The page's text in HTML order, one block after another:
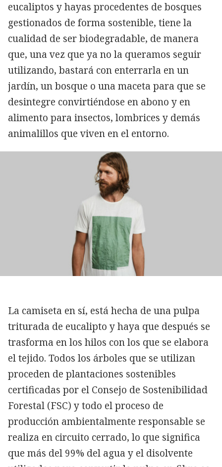
eucaliptos y hayas procedentes de bosques
gestionados de forma sostenible, tiene la
cualidad de ser biodegradable, de manera
que, una vez que ya no la queramos seguir
utilizando, bastará con enterrarla en un
jardín, un bosque o una maceta para que se
desintegre convirtiéndose en abono y en
alimento para insectos, lombrices y demás
animalillos que viven en el entorno.
La camiseta en sí, está hecha de una pulpa
triturada de eucalipto y haya que después se
trasforma en los hilos con los que se elabora
el tejido. Todos los árboles que se utilizan
proceden de plantaciones sostenibles
certificadas por el Consejo de Sostenibilidad
Forestal (FSC) y todo el proceso de
producción ambientalmente responsable se
realiza en circuito cerrado, lo que significa
que más del 99% del agua y el disolvente